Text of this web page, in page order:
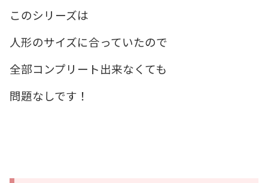
このシリーズは
人形のサイズに合っていたので
全部コンプリート出来なくても
問題なしです！